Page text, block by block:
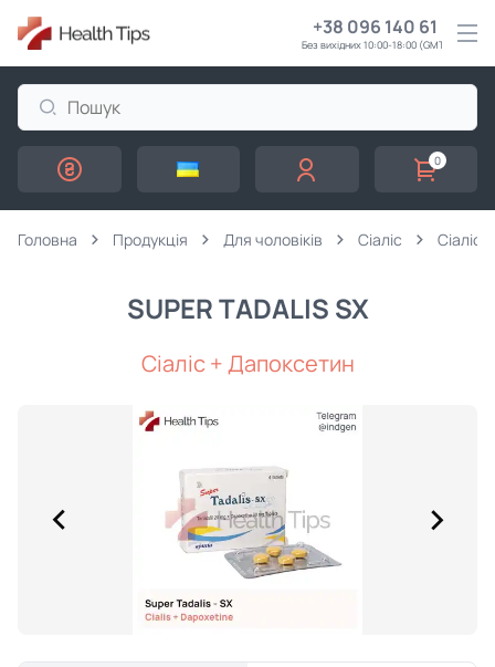
+38 096 140 61 61
Без вихідних 10:00-18:00 (GMT+3)
0
Головна Продукція Для чоловіків Сіаліс Сіаліс +
SUPER TADALIS SX
Сіаліс + Дапоксетин